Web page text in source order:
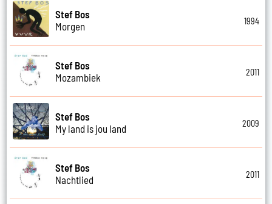
Stef Bos
Morgen
1994
Stef Bos
Mozambiek
2011
Stef Bos
My land is jou land
2009
Stef Bos
Nachtlied
2011